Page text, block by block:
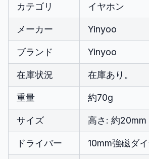
カテゴリ イヤホン
メーカー Yinyoo
ブランド Yinyoo
在庫状況 在庫あり。
重量 約70g
サイズ 高さ: 約
ドライバー 10mm強磁ダ